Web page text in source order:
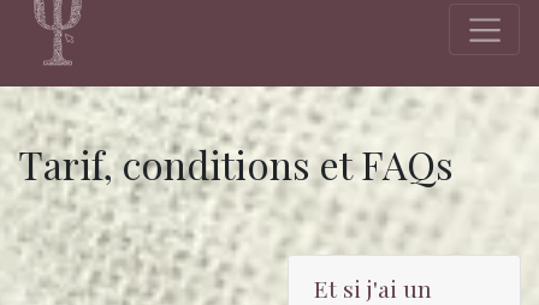
Tarif, conditions et FAQs
Et si j'ai un